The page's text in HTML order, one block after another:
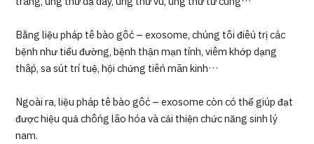
Bằng liệu pháp tế bào gốc – exosome, chúng tôi điều trị các
bệnh như tiểu đường, bệnh thận mạn tính, viêm khớp dạng
thấp, sa sút trí tuệ, hội chứng tiền mãn kinh…
Ngoài ra, liệu pháp tế bào gốc – exosome còn có thể giúp đạt
được hiệu quả chống lão hóa và cải thiện chức năng sinh lý
nam.